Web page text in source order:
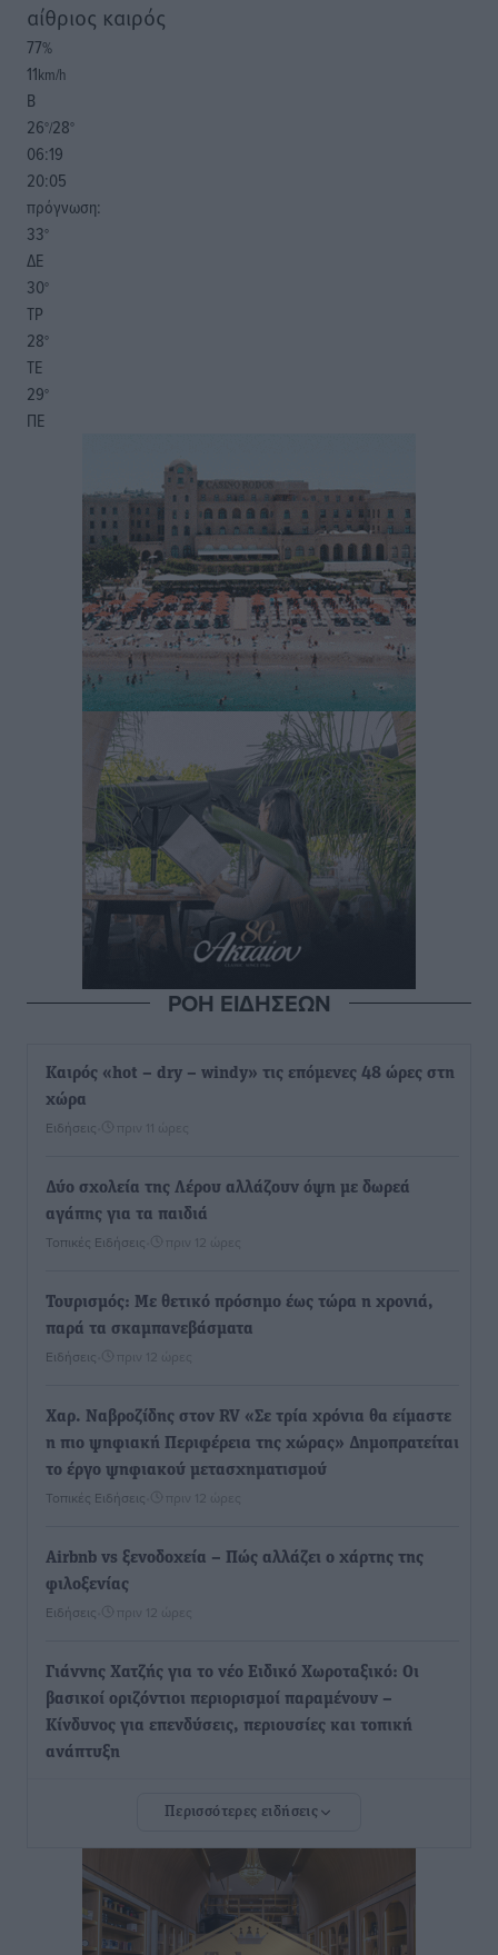
αίθριος καιρός
77%
11km/h
Β
26°/28°
06:19
20:05
πρόγνωση:
33°
ΔΕ
30°
ΤΡ
28°
ΤΕ
29°
ΠΕ
ΡΟΗ ΕΙΔΗΣΕΩΝ
Καιρός «hot – dry – windy» τις επόμενες 48 ώρες στη
χώρα
Ειδήσεις πριν 11 ώρες
Δύο σχολεία της Λέρου αλλάζουν όψη με δωρεά
αγάπης για τα παιδιά
Τοπικές Ειδήσεις πριν 12 ώρες
Τουρισμός: Με θετικό πρόσημο έως τώρα η χρονιά,
παρά τα σκαμπανεβάσματα
Ειδήσεις πριν 12 ώρες
Χαρ. Ναβροζίδης στον RV «Σε τρία χρόνια θα είμαστε
η πιο ψηφιακή Περιφέρεια της χώρας» Δημοπρατείται
το έργο ψηφιακού μετασχηματισμού
Τοπικές Ειδήσεις πριν 12 ώρες
Airbnb vs ξενοδοχεία – Πώς αλλάζει ο χάρτης της
φιλοξενίας
Ειδήσεις πριν 12 ώρες
Γιάννης Χατζής για το νέο Ειδικό Χωροταξικό: Οι
βασικοί οριζόντιοι περιορισμοί παραμένουν –
Κίνδυνος για επενδύσεις, περιουσίες και τοπική
ανάπτυξη
δεν υπάρχουν περιθώρια εφησυχασμού
• πριν 12 ώρες
Περισσότερες ειδήσεις